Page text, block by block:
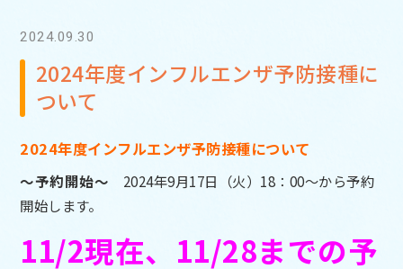
2024.09.30
2024年度インフルエンザ予防接種に
ついて
2024年度インフルエンザ予防接種について
～予約開始～ 2024年9月17日（火）18：00～から予約
開始します。
11/2現在、11/28までの予